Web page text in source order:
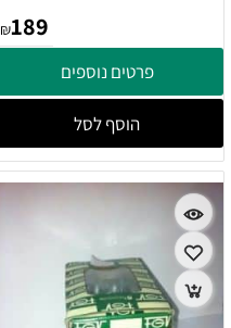
₪189
פרטים נוספים
הוסף לסל